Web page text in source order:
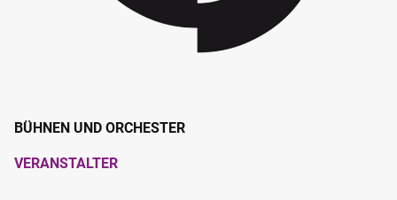
BÜHNEN UND ORCHESTER
VERANSTALTER